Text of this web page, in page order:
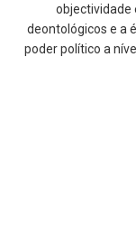
objectividade
deontológicos e a
poder político a